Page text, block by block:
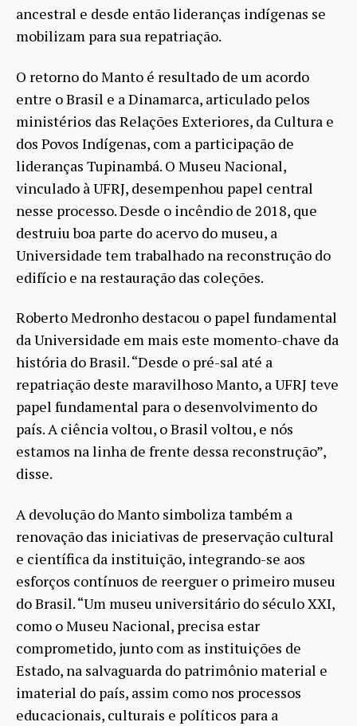
ancestral e desde então lideranças indígenas se
mobilizam para sua repatriação.
O retorno do Manto é resultado de um acordo
entre o Brasil e a Dinamarca, articulado pelos
ministérios das Relações Exteriores, da Cultura e
dos Povos Indígenas, com a participação de
lideranças Tupinambá. O Museu Nacional,
vinculado à UFRJ, desempenhou papel central
nesse processo. Desde o incêndio de 2018, que
destruiu boa parte do acervo do museu, a
Universidade tem trabalhado na reconstrução do
edifício e na restauração das coleções.
Roberto Medronho destacou o papel fundamental
da Universidade em mais este momento-chave da
história do Brasil. “Desde o pré-sal até a
repatriação deste maravilhoso Manto, a UFRJ teve
papel fundamental para o desenvolvimento do
país. A ciência voltou, o Brasil voltou, e nós
estamos na linha de frente dessa reconstrução”,
disse.
A devolução do Manto simboliza também a
renovação das iniciativas de preservação cultural
e científica da instituição, integrando-se aos
esforços contínuos de reerguer o primeiro museu
do Brasil. “Um museu universitário do século XXI,
como o Museu Nacional, precisa estar
comprometido, junto com as instituições de
Estado, na salvaguarda do patrimônio material e
imaterial do país, assim como nos processos
educacionais, culturais e políticos para a